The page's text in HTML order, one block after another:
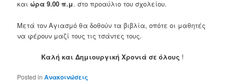
και ώρα 9.00 π.μ. στο προαύλιο του σχολείου.
Μετά τον Αγιασμό θα δοθούν τα βιβλία, οπότε οι μαθητές
να φέρουν μαζί τους τις τσάντες τους.
Καλή και Δημιουργική Χρονιά σε όλους !
Posted in Ανακοινώσεις